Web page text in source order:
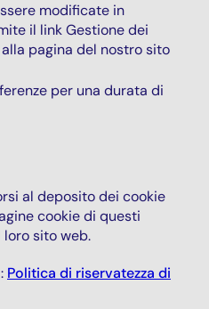
modificate in
il link Gestione dei
pagina del nostro sito
per una durata di
al deposito dei cookie
cookie di questi
sito web.
: Politica di riservatezza di